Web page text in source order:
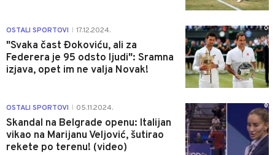
OSTALI SPORTOVI 17.12.2024.
"Svaka čast Đokoviću, ali za
Federera je 95 odsto ljudi": Sramna
izjava, opet im ne valja Novak!
0
OSTALI SPORTOVI 05.11.2024.
Skandal na Belgrade openu: Italijan
vikao na Marijanu Veljović, šutirao
rekete po terenu! (video)
0